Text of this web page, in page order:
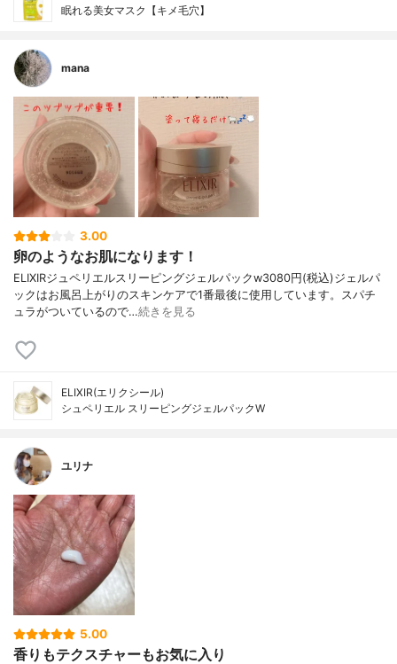
眠れる美女マスク【キメ毛穴】
mana
3.00
卵のようなお肌になります！
ELIXIRジュペリエルスリーピングジェルパックw3080円(税込)ジェルパ
ックはお風呂上がりのスキンケアで1番最後に使用しています。スパチ
ュラがついているので…続きを見る
ELIXIR(エリクシール)
シュペリエル スリーピングジェルパックW
ユリナ
5.00
香りもテクスチャーもお気に入り